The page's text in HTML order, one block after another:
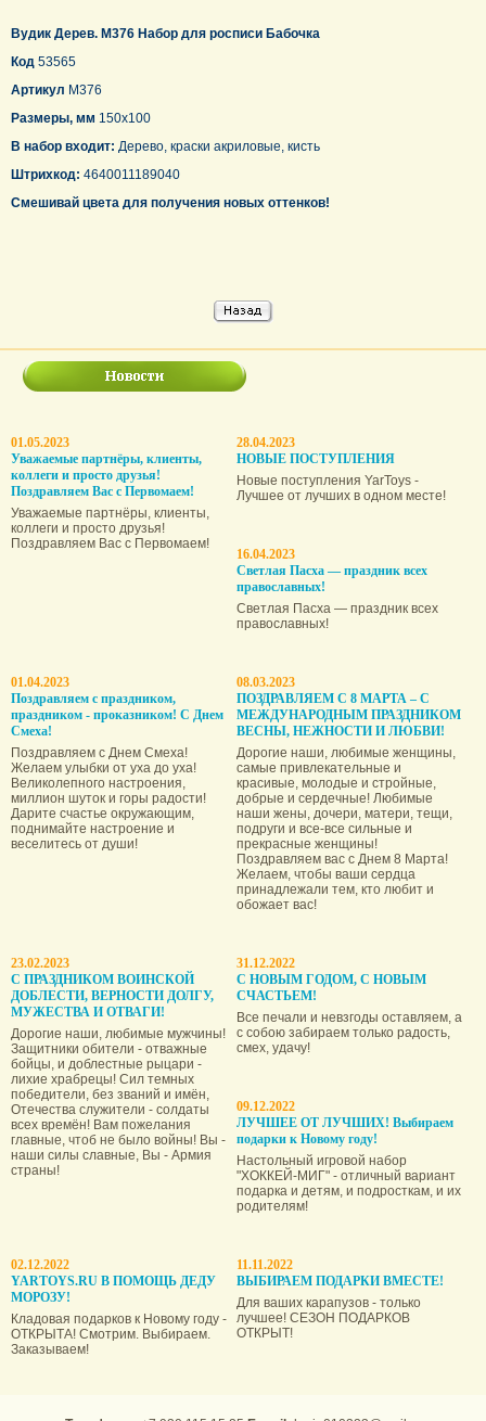
Вудик Дерев. М376 Набор для росписи Бабочка
Код 53565
Артикул М376
Размеры, мм 150х100
В набор входит: Дерево, краски акриловые, кисть
Штрихкод: 4640011189040
Смешивай цвета для получения новых оттенков!
01.05.2023
Уважаемые партнёры, клиенты,
коллеги и просто друзья!
Поздравляем Вас с Первомаем!
Уважаемые партнёры, клиенты,
коллеги и просто друзья!
Поздравляем Вас с Первомаем!
28.04.2023
НОВЫЕ ПОСТУПЛЕНИЯ
Новые поступления YarToys -
Лучшее от лучших в одном месте!
16.04.2023
Светлая Пасха — праздник всех
православных!
Светлая Пасха — праздник всех
православных!
01.04.2023
Поздравляем с праздником,
праздником - проказником! С Днем
Смеха!
Поздравляем с Днем Смеха!
Желаем улыбки от уха до уха!
Великолепного настроения,
миллион шуток и горы радости!
Дарите счастье окружающим,
поднимайте настроение и
веселитесь от души!
08.03.2023
ПОЗДРАВЛЯЕМ С 8 МАРТА – С
МЕЖДУНАРОДНЫМ ПРАЗДНИКОМ
ВЕСНЫ, НЕЖНОСТИ И ЛЮБВИ!
Дорогие наши, любимые женщины,
самые привлекательные и
красивые, молодые и стройные,
добрые и сердечные! Любимые
наши жены, дочери, матери, тещи,
подруги и все-все сильные и
прекрасные женщины!
Поздравляем вас с Днем 8 Марта!
Желаем, чтобы ваши сердца
принадлежали тем, кто любит и
обожает вас!
23.02.2023
С ПРАЗДНИКОМ ВОИНСКОЙ
ДОБЛЕСТИ, ВЕРНОСТИ ДОЛГУ,
МУЖЕСТВА И ОТВАГИ!
Дорогие наши, любимые мужчины!
Защитники обители - отважные
бойцы, и доблестные рыцари -
лихие храбрецы! Сил темных
победители, без званий и имён,
Отечества служители - солдаты
всех времён! Вам пожелания
главные, чтоб не было войны! Вы -
наши силы славные, Вы - Армия
страны!
31.12.2022
С НОВЫМ ГОДОМ, С НОВЫМ
СЧАСТЬЕМ!
Все печали и невзгоды оставляем, а
с собою забираем только радость,
смех, удачу!
09.12.2022
ЛУЧШЕЕ ОТ ЛУЧШИХ! Выбираем
подарки к Новому году!
Настольный игровой набор
"ХОККЕЙ-МИГ" - отличный вариант
подарка и детям, и подросткам, и их
родителям!
02.12.2022
YARTOYS.RU В ПОМОЩЬ ДЕДУ
МОРОЗУ!
Кладовая подарков к Новому году -
ОТКРЫТА! Смотрим. Выбираем.
Заказываем!
11.11.2022
ВЫБИРАЕМ ПОДАРКИ ВМЕСТЕ!
Для ваших карапузов - только
лучшее! СЕЗОН ПОДАРКОВ
ОТКРЫТ!